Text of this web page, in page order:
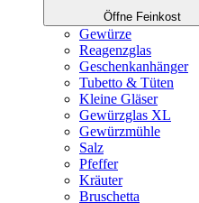
Öffne Feinkost
Gewürze
Reagenzglas
Geschenkanhänger
Tubetto & Tüten
Kleine Gläser
Gewürzglas XL
Gewürzmühle
Salz
Pfeffer
Kräuter
Bruschetta